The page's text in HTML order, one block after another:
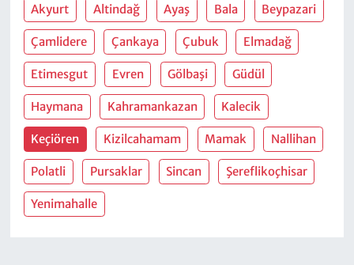
Akyurt Altindağ Ayaş Bala Beypazari
Çamlidere Çankaya Çubuk Elmadağ
Etimesgut Evren Gölbaşi Güdül
Haymana Kahramankazan Kalecik
Keçiören Kizilcahamam Mamak Nallihan
Polatli Pursaklar Sincan Şereflikoçhisar
Yenimahalle